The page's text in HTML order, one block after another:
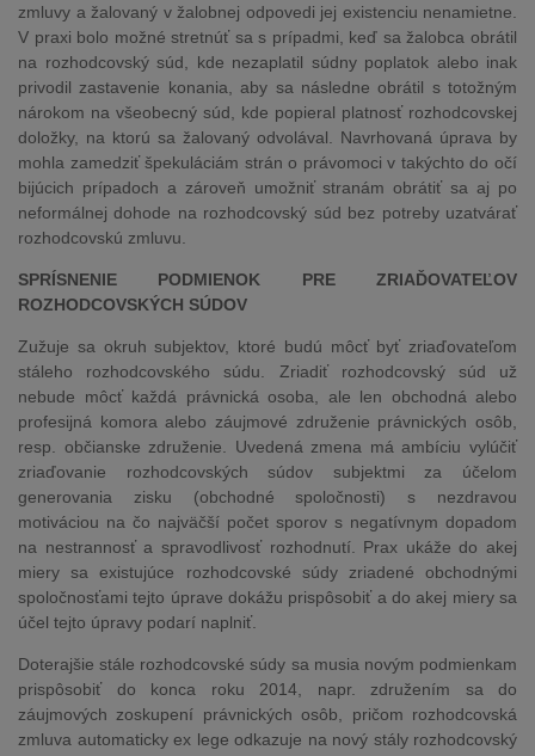
zmluvy a žalovaný v žalobnej odpovedi jej existenciu nenamietne.
V praxi bolo možné stretnúť sa s prípadmi, keď sa žalobca obrátil
na rozhodcovský súd, kde nezaplatil súdny poplatok alebo inak
privodil zastavenie konania, aby sa následne obrátil s totožným
nárokom na všeobecný súd, kde popieral platnosť rozhodcovskej
doložky, na ktorú sa žalovaný odvolával. Navrhovaná úprava by
mohla zamedziť špekuláciám strán o právomoci v takýchto do očí
bijúcich prípadoch a zároveň umožniť stranám obrátiť sa aj po
neformálnej dohode na rozhodcovský súd bez potreby uzatvárať
rozhodcovskú zmluvu.
SPRÍSNENIE PODMIENOK PRE ZRIAĎOVATEĽOV
ROZHODCOVSKÝCH SÚDOV
Zužuje sa okruh subjektov, ktoré budú môcť byť zriaďovateľom
stáleho rozhodcovského súdu. Zriadiť rozhodcovský súd už
nebude môcť každá právnická osoba, ale len obchodná alebo
profesijná komora alebo záujmové združenie právnických osôb,
resp. občianske združenie. Uvedená zmena má ambíciu vylúčiť
zriaďovanie rozhodcovských súdov subjektmi za účelom
generovania zisku (obchodné spoločnosti) s nezdravou
motiváciou na čo najväčší počet sporov s negatívnym dopadom
na nestrannosť a spravodlivosť rozhodnutí. Prax ukáže do akej
miery sa existujúce rozhodcovské súdy zriadené obchodnými
spoločnosťami tejto úprave dokážu prispôsobiť a do akej miery sa
účel tejto úpravy podarí naplniť.
Doterajšie stále rozhodcovské súdy sa musia novým podmienkam
prispôsobiť do konca roku 2014, napr. združením sa do
záujmových zoskupení právnických osôb, pričom rozhodcovská
zmluva automaticky ex lege odkazuje na nový stály rozhodcovský